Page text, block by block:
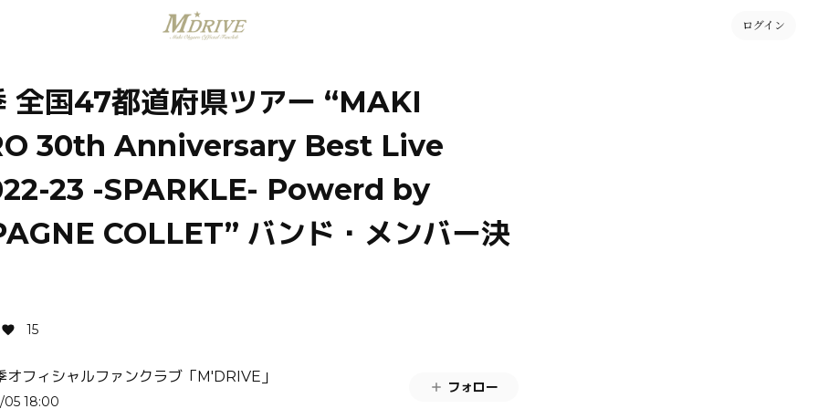
ログイン
全国47都道府県ツアー “MAKI
30th Anniversary Best Live
23 -SPARKLE- Powerd by
COLLET” バンド・メンバー決
15
オフィシャルファンクラブ「M'DRIVE」
18:00
フォロー